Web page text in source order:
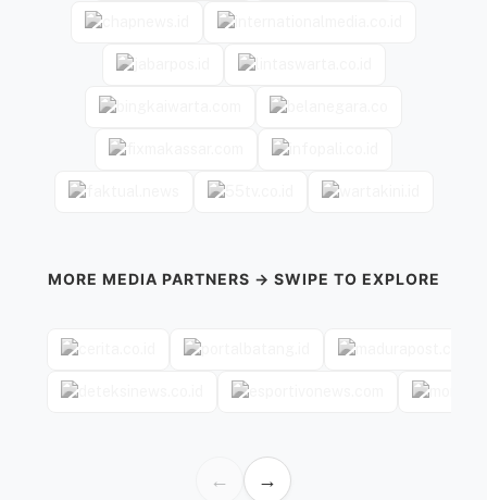
MORE MEDIA PARTNERS → SWIPE TO EXPLORE
← →